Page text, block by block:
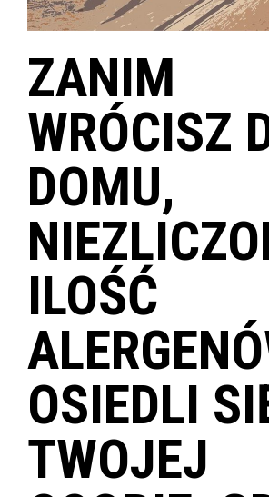
ZANIM
WRÓCISZ
DOMU,
ILOŚĆ
OSIEDLI
TWOJEJ